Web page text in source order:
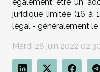
également être un
juridique limitée (16 à
légal - généralement le
Mardi 28 juin 2022